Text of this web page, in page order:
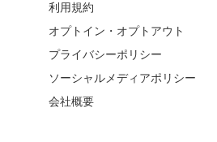
利用規約
オプトイン・オプトアウト
プライバシーポリシー
ソーシャルメディアポリシー
会社概要